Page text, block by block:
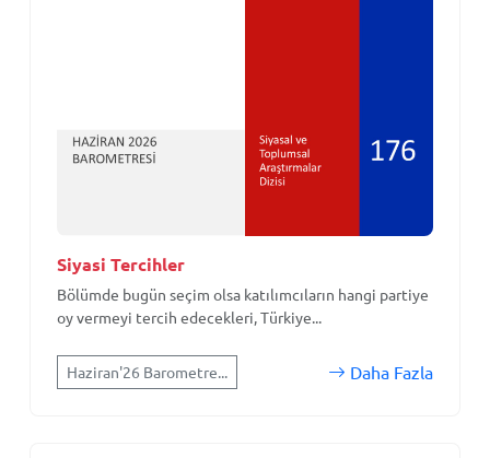
Siyasi Tercihler
Bölümde bugün seçim olsa katılımcıların hangi partiye
oy vermeyi tercih edecekleri, Türkiye...
Haziran'26 Barometre... Daha Fazla